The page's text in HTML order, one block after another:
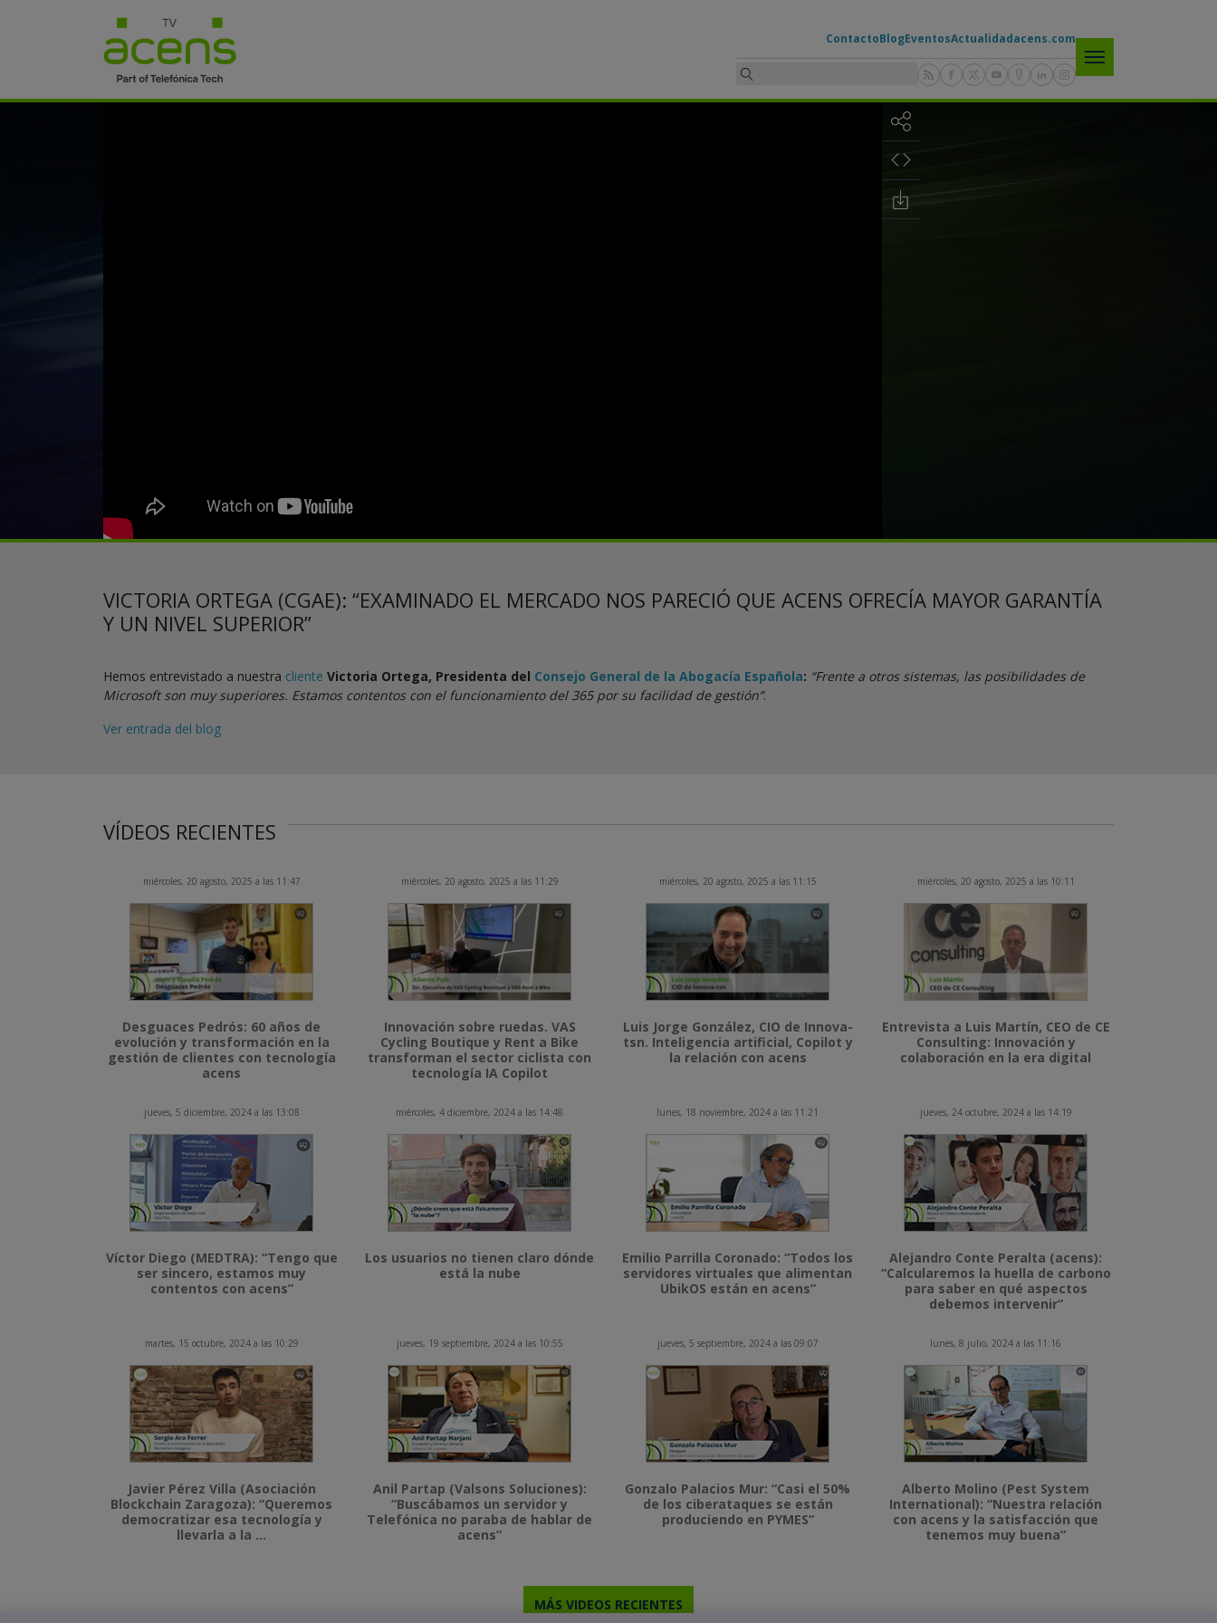
ContactoBlogEventosActualidadacens.com
VICTORIA ORTEGA (CGAE): “EXAMINADO EL MERCADO NOS PARECIÓ QUE ACENS OFRECÍA MAYOR GARANTÍA
Y UN NIVEL SUPERIOR”
Hemos entrevistado a nuestra cliente Victoria Ortega, Presidenta del Consejo General de la Abogacía Española: “Frente a otros sistemas, las posibilidades de
Microsoft son muy superiores. Estamos contentos con el funcionamiento del 365 por su facilidad de gestión”.
Ver entrada del blog
VÍDEOS RECIENTES
miércoles, 20 agosto, 2025 a las 11:47
Desguaces Pedrós: 60 años de
evolución y transformación en la
gestión de clientes con tecnología
acens
miércoles, 20 agosto, 2025 a las 11:29
Innovación sobre ruedas. VAS
Cycling Boutique y Rent a Bike
transforman el sector ciclista con
tecnología IA Copilot
miércoles, 20 agosto, 2025 a las 11:15
Luis Jorge González, CIO de Innova-
tsn. Inteligencia artificial, Copilot y
la relación con acens
miércoles, 20 agosto, 2025 a las 10:11
Entrevista a Luis Martín, CEO de CE
Consulting: Innovación y
colaboración en la era digital
jueves, 5 diciembre, 2024 a las 13:08
Víctor Diego (MEDTRA): “Tengo que
ser sincero, estamos muy
contentos con acens”
miércoles, 4 diciembre, 2024 a las 14:48
Los usuarios no tienen claro dónde
está la nube
lunes, 18 noviembre, 2024 a las 11:21
Emilio Parrilla Coronado: “Todos los
servidores virtuales que alimentan
UbikOS están en acens”
jueves, 24 octubre, 2024 a las 14:19
Alejandro Conte Peralta (acens):
“Calcularemos la huella de carbono
para saber en qué aspectos
debemos intervenir”
martes, 15 octubre, 2024 a las 10:29
Javier Pérez Villa (Asociación
Blockchain Zaragoza): “Queremos
democratizar esa tecnología y
llevarla a la ...
jueves, 19 septiembre, 2024 a las 10:55
Anil Partap (Valsons Soluciones):
“Buscábamos un servidor y
Telefónica no paraba de hablar de
acens”
jueves, 5 septiembre, 2024 a las 09:07
Gonzalo Palacios Mur: “Casi el 50%
de los ciberataques se están
produciendo en PYMES”
lunes, 8 julio, 2024 a las 11:16
Alberto Molino (Pest System
International): “Nuestra relación
con acens y la satisfacción que
tenemos muy buena”
MÁS VIDEOS RECIENTES